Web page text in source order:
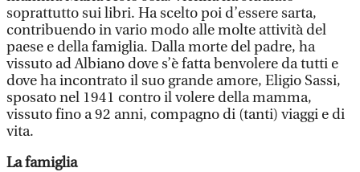
soprattutto sui libri. Ha scelto poi d’essere sarta,
contribuendo in vario modo alle molte attività del
paese e della famiglia. Dalla morte del padre, ha
vissuto ad Albiano dove s’è fatta benvolere da tutti e
dove ha incontrato il suo grande amore, Eligio Sassi,
sposato nel 1941 contro il volere della mamma,
vissuto fino a 92 anni, compagno di (tanti) viaggi e di
vita.
La famiglia